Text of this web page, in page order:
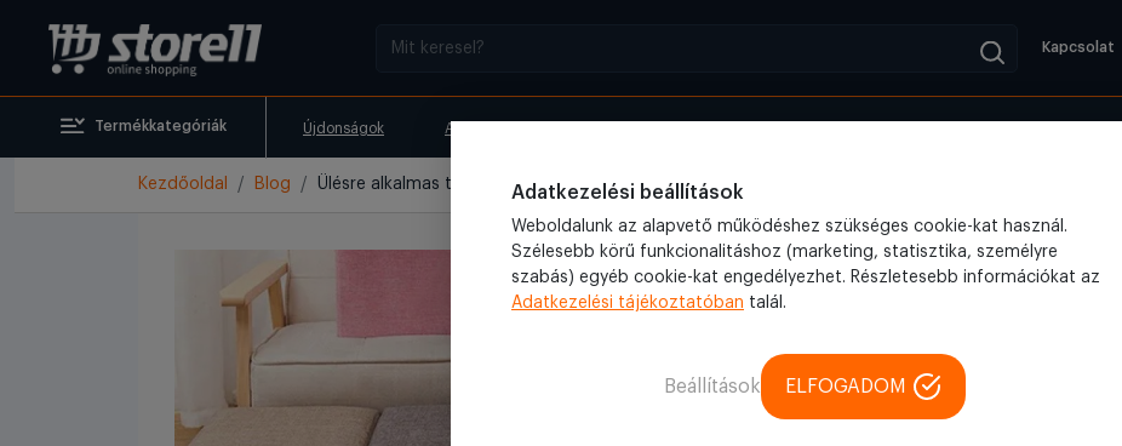
Kapcsolat
Termékkategóriák Újdonságok Akciók
Kezdőoldal Blog Ülésre alkalmas tárolódoboz Nyíregyháza
Adatkezelési beállítások
Weboldalunk az alapvető működéshez szükséges cookie-kat használ.
Szélesebb körű funkcionalitáshoz (marketing, statisztika, személyre
szabás) egyéb cookie-kat engedélyezhet. Részletesebb információkat az
Adatkezelési tájékoztatóban talál.
Beállítások ELFOGADOM